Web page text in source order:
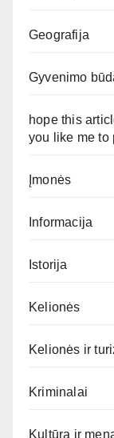
Geografija
Gyvenimo
hope this
you like me to
Įmonės
Informacija
Istorija
Kelionės
Kelionės ir
Kriminalai
Kultūra ir